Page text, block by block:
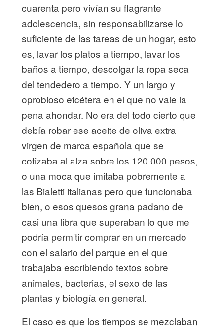
cuarenta pero vivían su flagrante
adolescencia, sin responsabilizarse lo
suficiente de las tareas de un hogar, esto
es, lavar los platos a tiempo, lavar los
baños a tiempo, descolgar la ropa seca
del tendedero a tiempo. Y un largo y
oprobioso etcétera en el que no vale la
pena ahondar. No era del todo cierto que
debía robar ese aceite de oliva extra
virgen de marca española que se
cotizaba al alza sobre los 120 000 pesos,
o una moca que imitaba pobremente a
las Bialetti italianas pero que funcionaba
bien, o esos quesos grana padano de
casi una libra que superaban lo que me
podría permitir comprar en un mercado
con el salario del parque en el que
trabajaba escribiendo textos sobre
animales, bacterias, el sexo de las
plantas y biología en general.
El caso es que los tiempos se mezclaban